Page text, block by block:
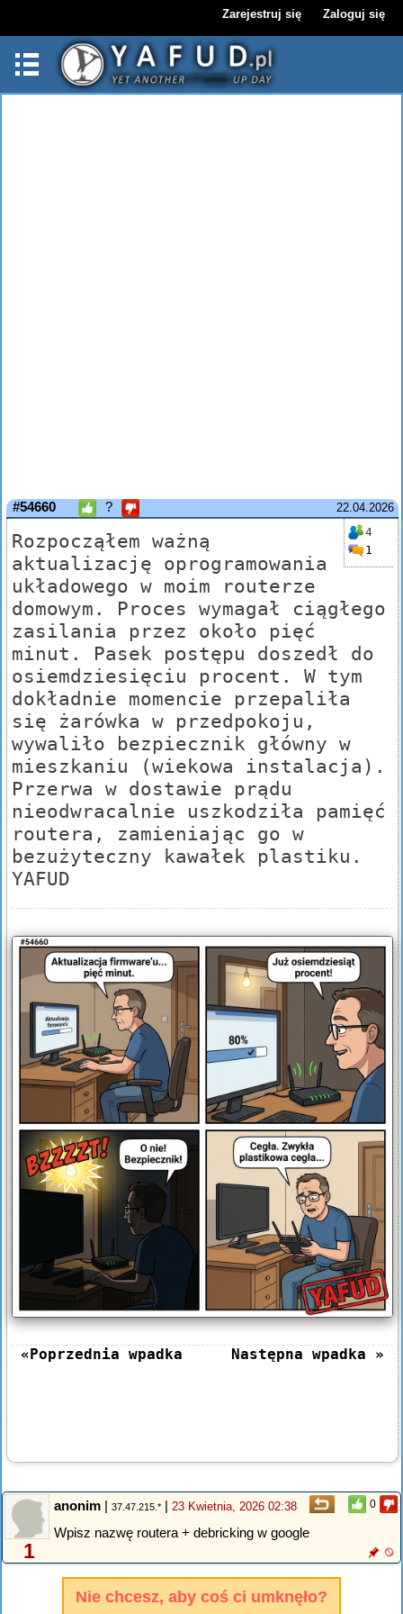
Zarejestruj się Zaloguj się
22.04.2026
#54660 ?
4
1
Rozpocząłem ważną
aktualizację oprogramowania
układowego w moim routerze
domowym. Proces wymagał ciągłego
zasilania przez około pięć
minut. Pasek postępu doszedł do
osiemdziesięciu procent. W tym
dokładnie momencie przepaliła
się żarówka w przedpokoju,
wywaliło bezpiecznik główny w
mieszkaniu (wiekowa instalacja).
Przerwa w dostawie prądu
nieodwracalnie uszkodziła pamięć
routera, zamieniając go w
bezużyteczny kawałek plastiku.
YAFUD
«Poprzednia wpadka Następna wpadka »
0
1
anonim | 37.47.215.* | 23 Kwietnia, 2026 02:38
Wpisz nazwę routera + debricking w google
Nie chcesz, aby coś ci umknęło?